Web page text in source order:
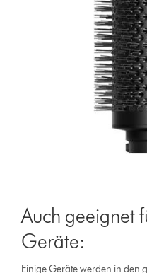
Auch geeignet
Geräte:
Einige Geräte werden in den